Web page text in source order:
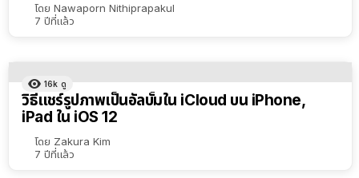
โดย Nawaporn Nithiprapakul
7 ปีที่แล้ว
16k ดู
วิธีแชร์รูปภาพเป็นอัลบั้มใน iCloud บน iPhone,
iPad ใน iOS 12
โดย Zakura Kim
7 ปีที่แล้ว